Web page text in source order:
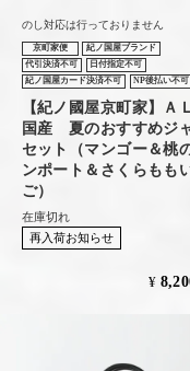
のし対応は行っておりません
京町家便
紀ノ国屋ブランド
代引決済不可
日付指定不可
紀ノ国屋カード決済不可
NP後払い不可
【紀ノ國屋京町家】Ａ
国産 夏のおすすめジ
セット（マンゴー＆桃
ンポート＆さくらもも
ご）
在庫切れ
再入荷お知らせ
¥